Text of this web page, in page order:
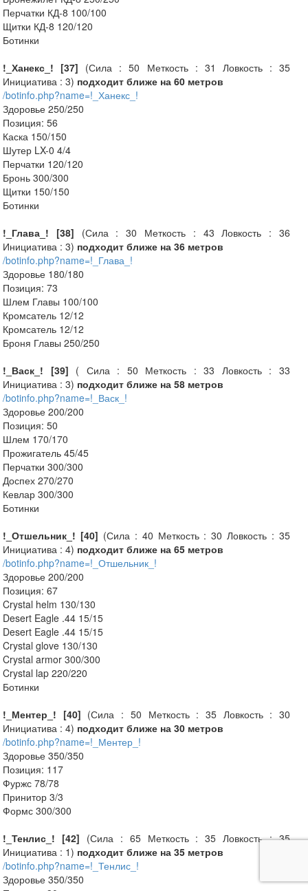
Перчатки КД-8 100/100
Щитки КД-8 120/120
Ботинки
!_Ханекс_! [37] (Сила : 50 Меткость : 31 Ловкость : 35
Инициатива : 3) подходит ближе на 60 метров
/botinfo.php?name=!_Ханекс_!
Здоровье 250/250
Позиция: 56
Каска 150/150
Шутер LX-0 4/4
Перчатки 120/120
Бронь 300/300
Щитки 150/150
Ботинки
!_Глава_! [38] (Сила : 30 Меткость : 43 Ловкость : 36
Инициатива : 3) подходит ближе на 36 метров
/botinfo.php?name=!_Глава_!
Здоровье 180/180
Позиция: 73
Шлем Главы 100/100
Кромсатель 12/12
Кромсатель 12/12
Броня Главы 250/250
!_Васк_! [39] ( Сила : 50 Меткость : 33 Ловкость : 33
Инициатива : 3) подходит ближе на 58 метров
/botinfo.php?name=!_Васк_!
Здоровье 200/200
Позиция: 50
Шлем 170/170
Прожигатель 45/45
Перчатки 300/300
Доспех 270/270
Кевлар 300/300
Ботинки
!_Отшельник_! [40] (Сила : 40 Меткость : 30 Ловкость : 35
Инициатива : 4) подходит ближе на 65 метров
/botinfo.php?name=!_Отшельник_!
Здоровье 200/200
Позиция: 67
Crystal helm 130/130
Desert Eagle .44 15/15
Desert Eagle .44 15/15
Crystal glove 130/130
Crystal armor 300/300
Crystal lap 220/220
Ботинки
!_Ментер_! [40] (Сила : 50 Меткость : 35 Ловкость : 30
Инициатива : 4) подходит ближе на 30 метров
/botinfo.php?name=!_Ментер_!
Здоровье 350/350
Позиция: 117
Фуржс 78/78
Принитор 3/3
Формс 300/300
!_Тенлис_! [42] (Сила : 65 Меткость : 35 Ловкость : 35
Инициатива : 1) подходит ближе на 35 метров
/botinfo.php?name=!_Тенлис_!
Здоровье 350/350